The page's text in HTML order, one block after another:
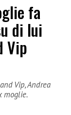
fa
di lui
Vip
Vip, Andrea
moglie.